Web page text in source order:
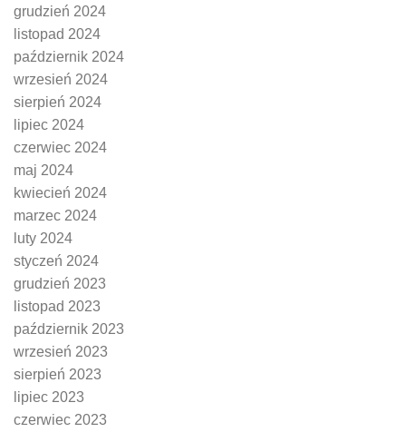
grudzień 2024
listopad 2024
październik 2024
wrzesień 2024
sierpień 2024
lipiec 2024
czerwiec 2024
maj 2024
kwiecień 2024
marzec 2024
luty 2024
styczeń 2024
grudzień 2023
listopad 2023
październik 2023
wrzesień 2023
sierpień 2023
lipiec 2023
czerwiec 2023